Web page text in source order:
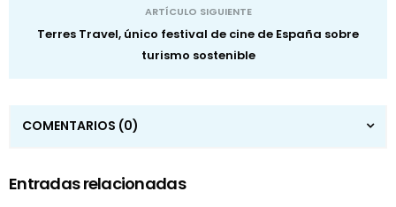
ARTÍCULO SIGUIENTE
Terres Travel, único festival de cine de España sobre
turismo sostenible
COMENTARIOS (0)
Entradas relacionadas